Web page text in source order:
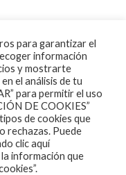
para garantizar el
información
y mostrarte
el análisis de tu
para permitir el uso
DE COOKIES”
de cookies que
rechazas. Puede
clic aquí
la información que